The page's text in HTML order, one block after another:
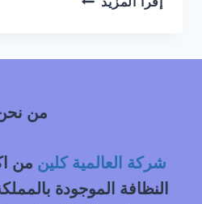
غرب
0548145142
من
شركة العالمية كلين من
النظافة الموجودة